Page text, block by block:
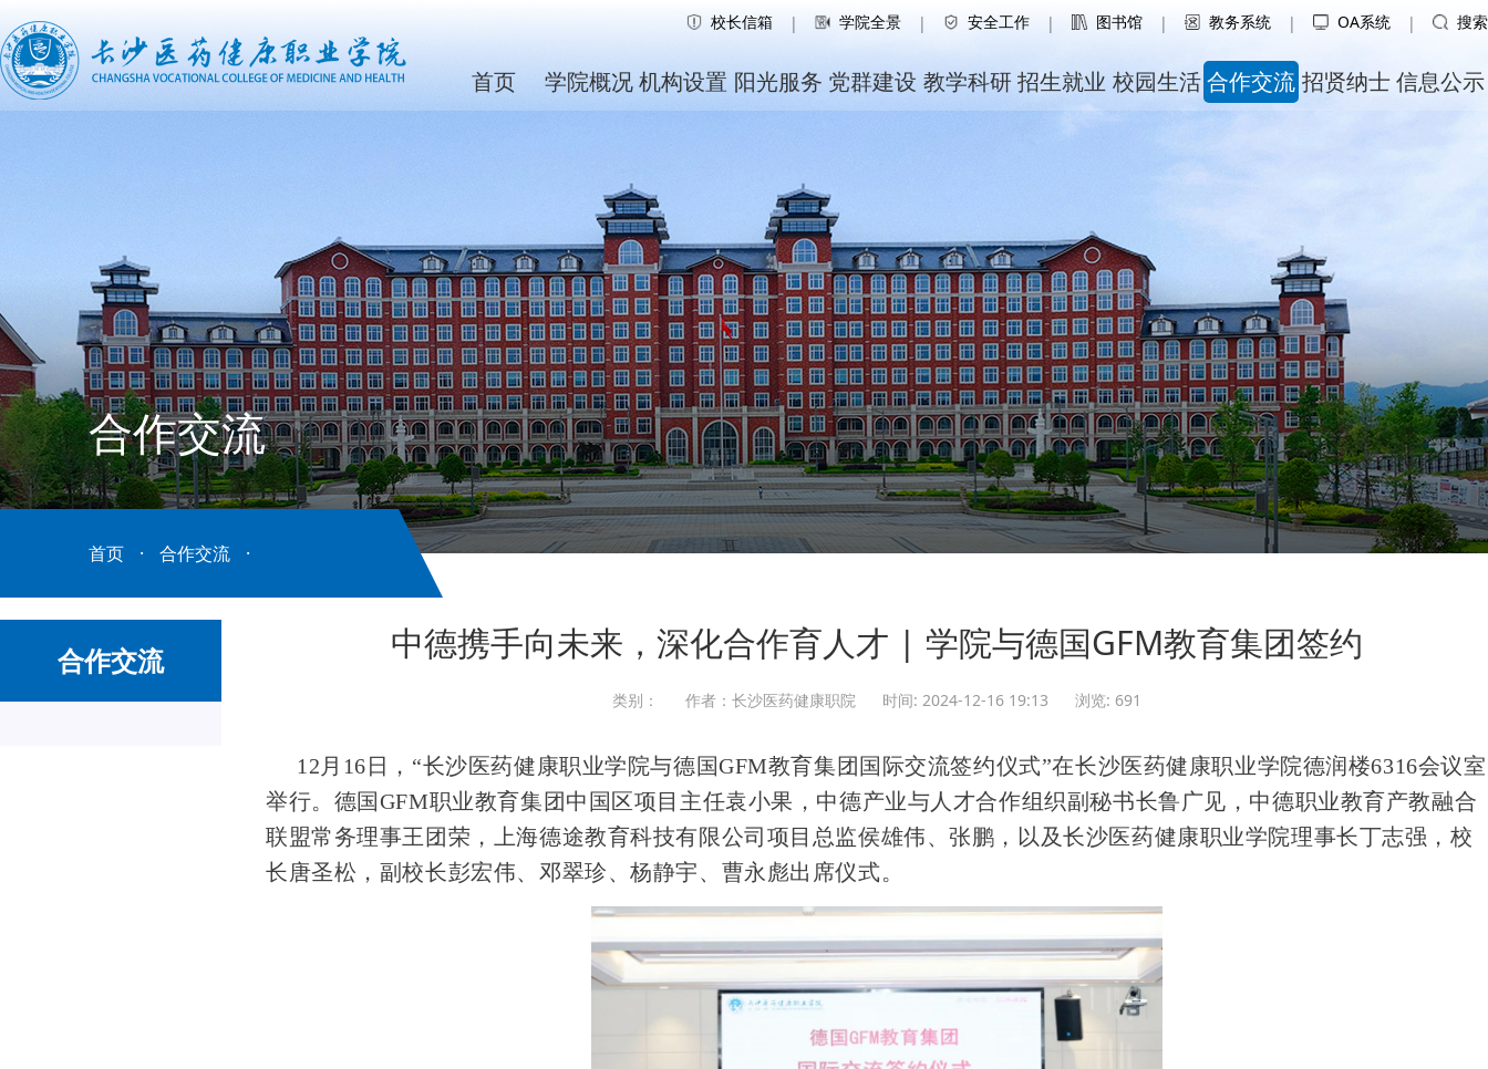
校长信箱 | 学院全景 | 安全工作 | 图书馆 | 教务系统 | OA系统 | 搜索
首页 学院概况 机构设置 阳光服务 党群建设 教学科研 招生就业 校园生活 合作交流 招贤纳士 信息公示
合作交流
首页 · 合作交流 ·
合作交流 中德携手向未来，深化合作育人才 | 学院与德国GFM教育集团签约
类别： 作者：长沙医药健康职院 时间: 2024-12-16 19:13 浏览: 691
12月16日，“长沙医药健康职业学院与德国GFM教育集团国际交流签约仪式”在长沙医药健康职业学院德润楼6316会议室
举行。德国GFM职业教育集团中国区项目主任袁小果，中德产业与人才合作组织副秘书长鲁广见，中德职业教育产教融合
联盟常务理事王团荣，上海德途教育科技有限公司项目总监侯雄伟、张鹏，以及长沙医药健康职业学院理事长丁志强，校
长唐圣松，副校长彭宏伟、邓翠珍、杨静宇、曹永彪出席仪式。